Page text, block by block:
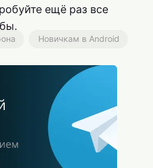
ещё раз все
Новичкам в Android